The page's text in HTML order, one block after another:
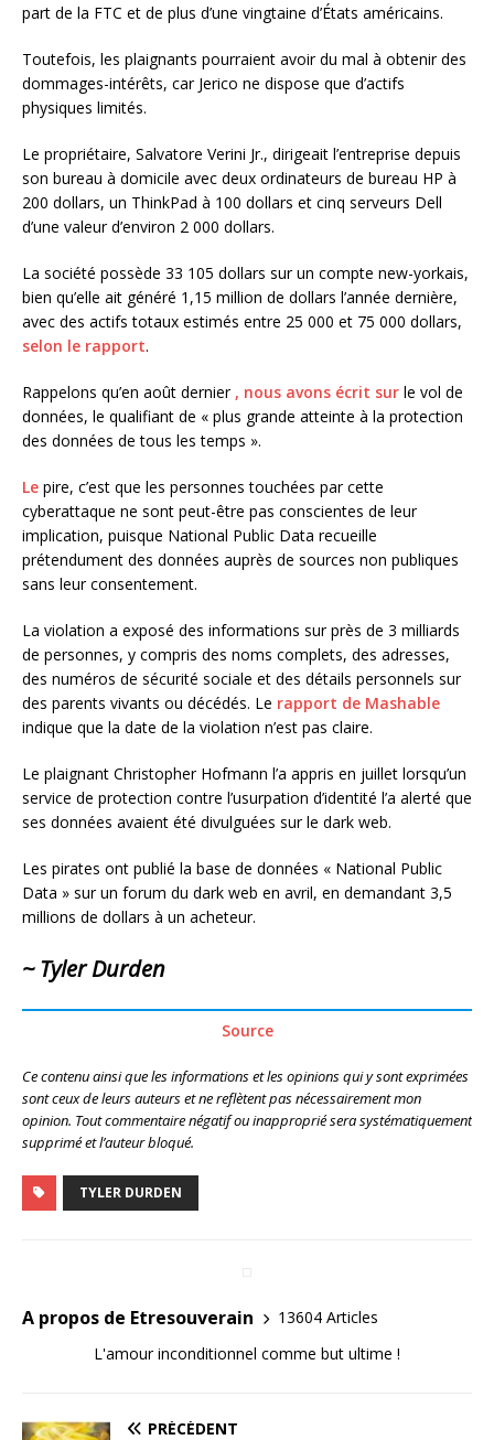
part de la FTC et de plus d’une vingtaine d’États américains.
Toutefois, les plaignants pourraient avoir du mal à obtenir des
dommages-intérêts, car Jerico ne dispose que d’actifs
physiques limités.
Le propriétaire, Salvatore Verini Jr., dirigeait l’entreprise depuis
son bureau à domicile avec deux ordinateurs de bureau HP à
200 dollars, un ThinkPad à 100 dollars et cinq serveurs Dell
d’une valeur d’environ 2 000 dollars.
La société possède 33 105 dollars sur un compte new-yorkais,
bien qu’elle ait généré 1,15 million de dollars l’année dernière,
avec des actifs totaux estimés entre 25 000 et 75 000 dollars,
selon le rapport.
Rappelons qu’en août dernier , nous avons écrit sur le vol de
données, le qualifiant de « plus grande atteinte à la protection
des données de tous les temps ».
Le pire, c’est que les personnes touchées par cette
cyberattaque ne sont peut-être pas conscientes de leur
implication, puisque National Public Data recueille
prétendument des données auprès de sources non publiques
sans leur consentement.
La violation a exposé des informations sur près de 3 milliards
de personnes, y compris des noms complets, des adresses,
des numéros de sécurité sociale et des détails personnels sur
des parents vivants ou décédés. Le rapport de Mashable
indique que la date de la violation n’est pas claire.
Le plaignant Christopher Hofmann l’a appris en juillet lorsqu’un
service de protection contre l’usurpation d’identité l’a alerté que
ses données avaient été divulguées sur le dark web.
Les pirates ont publié la base de données « National Public
Data » sur un forum du dark web en avril, en demandant 3,5
millions de dollars à un acheteur.
~ Tyler Durden
Source
Ce contenu ainsi que les informations et les opinions qui y sont exprimées
sont ceux de leurs auteurs et ne reflètent pas nécessairement mon
opinion. Tout commentaire négatif ou inapproprié sera systématiquement
supprimé et l’auteur bloqué.
TYLER DURDEN
A propos de Etresouverain
13604 Articles
L'amour inconditionnel comme but ultime !
PRÉCÉDENT